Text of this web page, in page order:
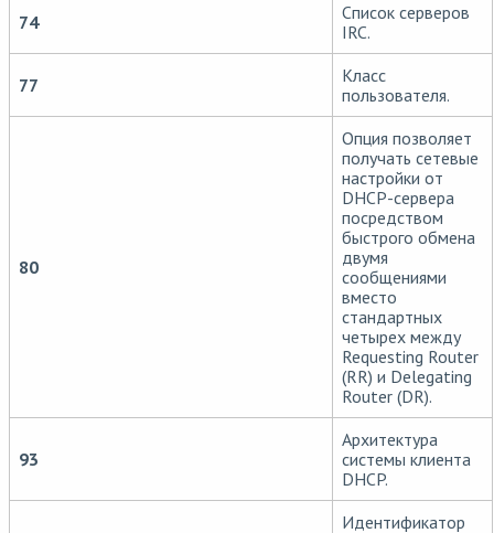
74
Список серверов
IRC.
77
Класс
пользователя.
80
Опция позволяет
получать сетевые
настройки от
DHCP-сервера
посредством
быстрого обмена
двумя
сообщениями
вместо
стандартных
четырех между
Requesting Router
(RR) и Delegating
Router (DR).
93
Архитектура
системы клиента
DHCP.
Идентификатор